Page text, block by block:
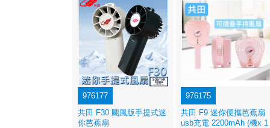
976177
共田 F30 颶風版手提式迷
你芭蕉扇
976175
共田 F9 迷你便攜芭蕉扇
usb充電 2200mAh (機x 1